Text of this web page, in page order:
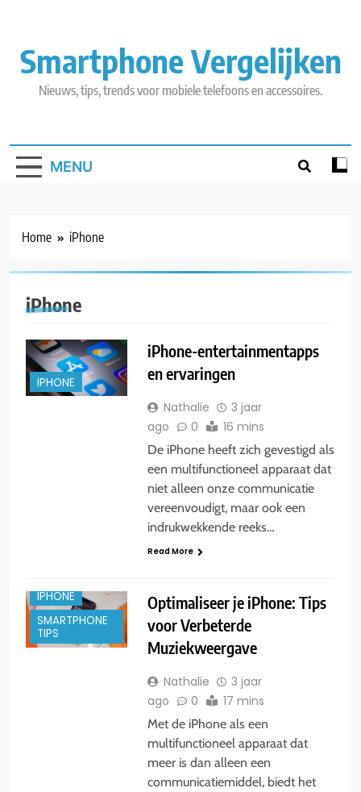
contentSmartphone Vergelijken
Nieuws, tips, trends voor mobiele telefoons en accessoires.
MENU
Home iPhone
iPhone
IPHONE
iPhone-entertainmentapps
en ervaringen
Nathalie
3 jaar
ago
0 16 mins
De iPhone heeft zich gevestigd als
een multifunctioneel apparaat dat
niet alleen onze communicatie
vereenvoudigt, maar ook een
indrukwekkende reeks…
Read More
IPHONE
SMARTPHONE
TIPS
Optimaliseer je iPhone: Tips
voor Verbeterde
Muziekweergave
Nathalie
3 jaar
ago
0 17 mins
Met de iPhone als een
multifunctioneel apparaat dat
meer is dan alleen een
communicatiemiddel, biedt het